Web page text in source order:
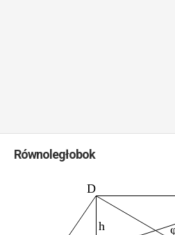
Równoległobok